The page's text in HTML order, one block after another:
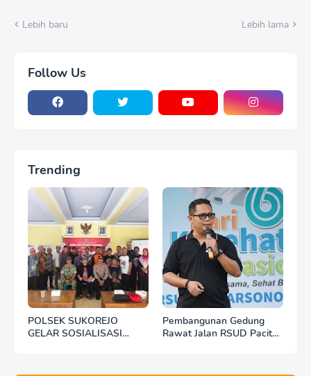
Rumah
Lebih baru Lebih lama
Follow Us
Trending
POLSEK SUKOREJO
GELAR SOSIALISASI
Pembangunan Gedung
Rawat Jalan RSUD Pacitan